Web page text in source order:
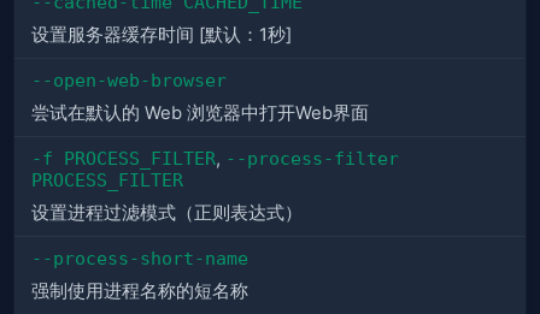
设置服务器缓存时间 [默认：1秒]
--open-web-browser
尝试在默认的 Web 浏览器中打开Web界面
-f PROCESS_FILTER, --process-filter
PROCESS_FILTER
设置进程过滤模式（正则表达式）
--process-short-name
强制使用进程名称的短名称